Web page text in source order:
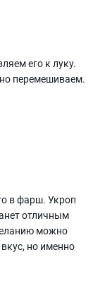
его к луку.
перемешиваем.
в фарш. Укроп
отличным
можно
но именно